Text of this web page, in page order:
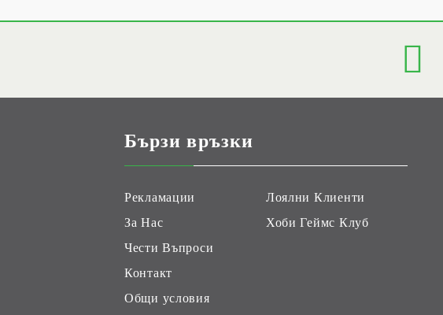
Бързи връзки
Рекламации
За Нас
Чести Въпроси
Контакт
Общи условия
Лоялни Клиенти
Хоби Геймс Клуб